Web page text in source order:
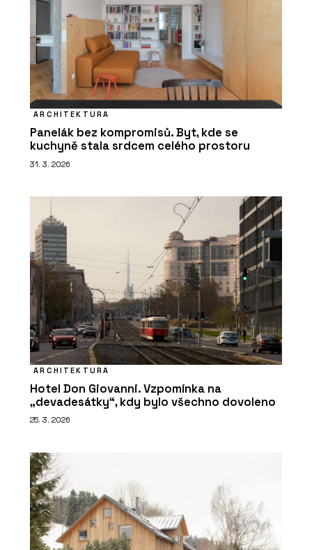
ARCHITEKTURA
Panelák bez kompromisů. Byt, kde se
kuchyně stala srdcem celého prostoru
31. 3. 2026
ARCHITEKTURA
Hotel Don Giovanni. Vzpomínka na
„devadesátky“, kdy bylo všechno dovoleno
25. 3. 2026